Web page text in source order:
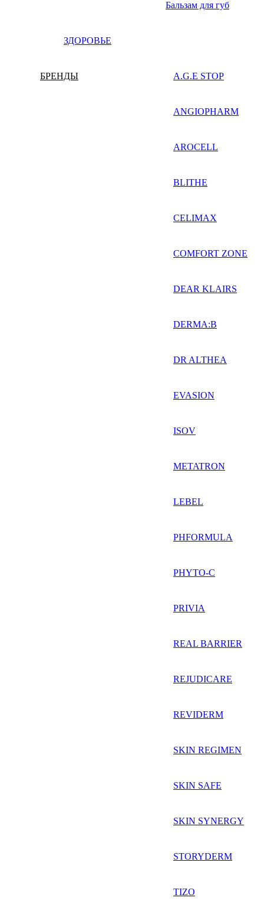
Бальзам для губ
ЗДОРОВЬЕ
БРЕНДЫ A.G.E STOP
ANGIOPHARM
AROCELL
BLITHE
CELIMAX
COMFORT ZONE
DEAR KLAIRS
DERMA:B
DR ALTHEA
EVASION
ISOV
METATRON
LEBEL
PHFORMULA
PHYTO-C
PRIVIA
REAL BARRIER
REJUDICARE
REVIDERM
SKIN REGIMEN
SKIN SAFE
SKIN SYNERGY
STORYDERM
TIZO